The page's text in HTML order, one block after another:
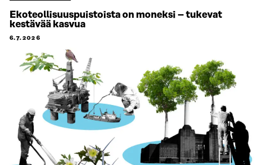
Ekoteollisuuspuistoista on moneksi – tukevat
kestävää kasvua
6.7.2026